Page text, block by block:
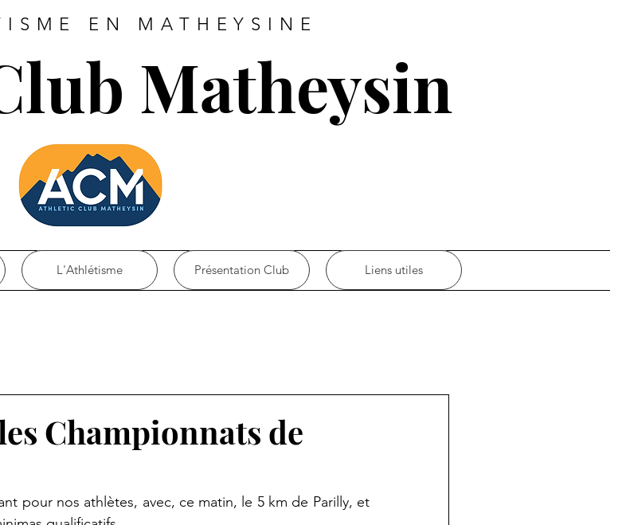
EN MATHEYSINE
Matheysin
L'Athlétisme Présentation Club Liens utiles
Championnats de
pour nos athlètes, avec, ce matin, le 5 km de Parilly, et